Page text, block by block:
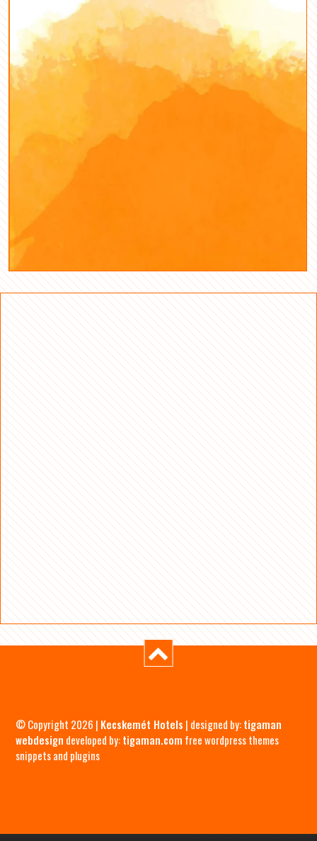
© Copyright 2026 | Kecskemét Hotels | designed by:tigaman
webdesign developed by:tigaman.com free wordpress themes
snippets and plugins